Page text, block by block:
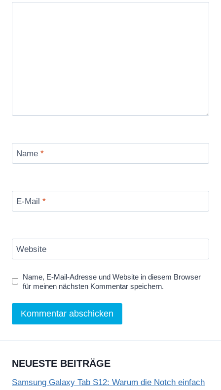
Name *
E-Mail *
Website
Name, E-Mail-Adresse und Website in diesem Browser
für meinen nächsten Kommentar speichern.
NEUESTE BEITRÄGE
Samsung Galaxy Tab S12: Warum die Notch einfach